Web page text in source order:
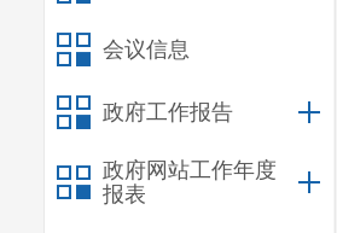
会议信息
政府工作报告
政府网站工作年度
报表